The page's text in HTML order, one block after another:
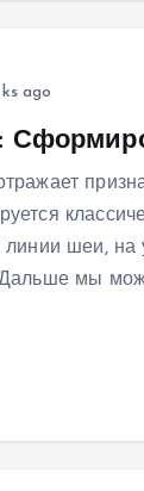
ago
шеи, на
Дальше мы